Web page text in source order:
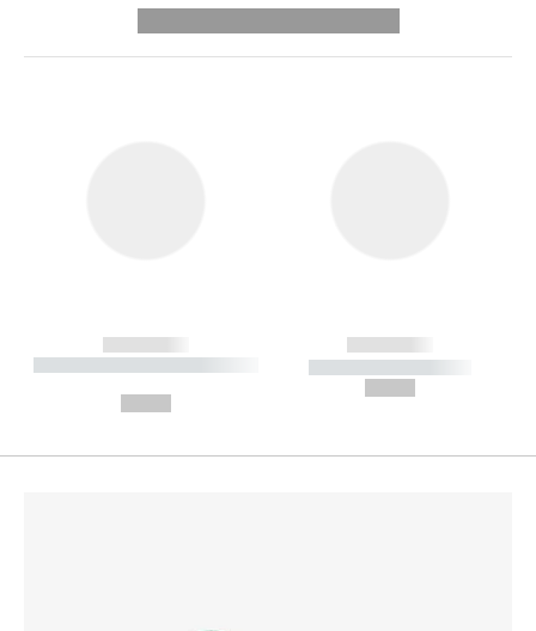
------------
----------- ----------- --------
------------
----------- -----------